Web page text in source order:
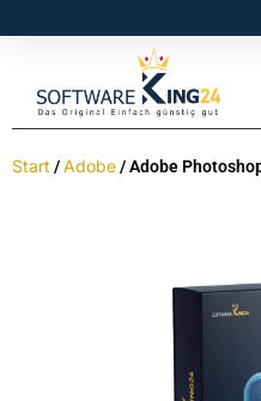
Start /Adobe/ Adobe